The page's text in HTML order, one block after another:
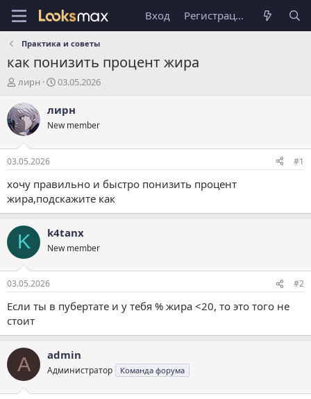
Вход Регистрация
Практика и советы
как понизить процент жира
А
т
о
р
т
е
м
ы
лирн
Д
т
н
а
л
03.05.2026
лирн
New member
03.05.2026 #1
хочу правильно и быстро понизить процент
жира,подскажите как
K k4tanx
New member
03.05.2026 #2
Если ты в пубертате и у тебя % жира <20, то это того не
стоит
A admin
Администратор Команда форума